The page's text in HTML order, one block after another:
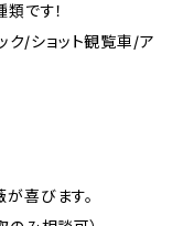
です！
ク/ショット観覧車/ア
喜びます。